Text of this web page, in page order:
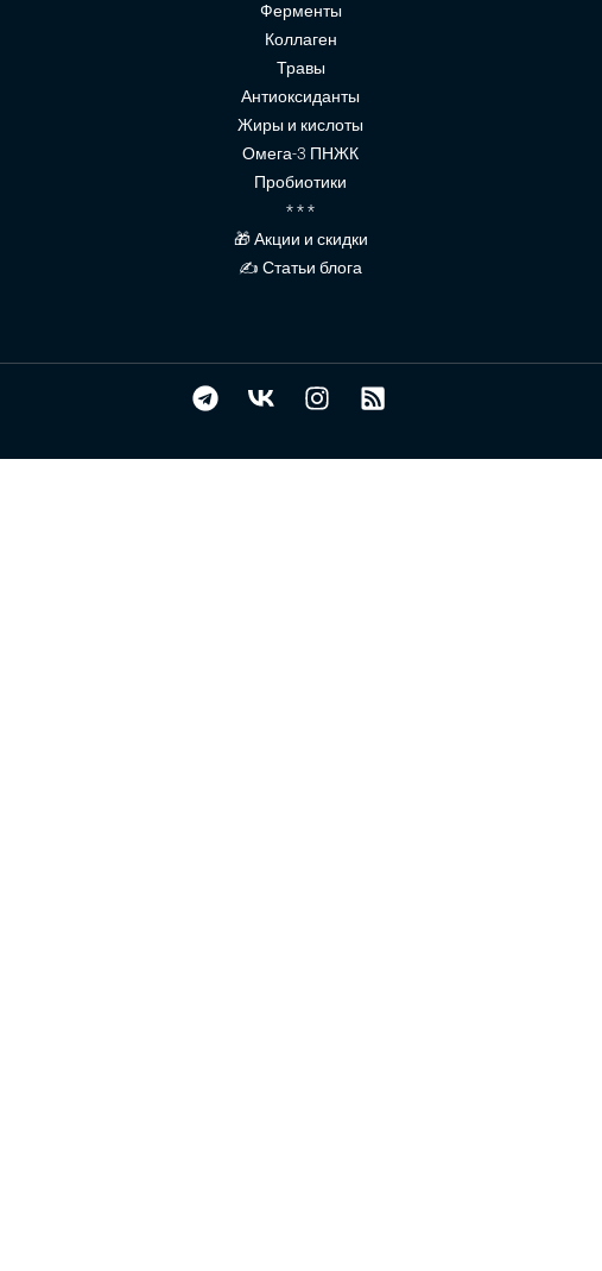
Ферменты
Коллаген
Травы
Антиоксиданты
Жиры и кислоты
Омега-3 ПНЖК
Пробиотики
* * *
🎁 Акции и скидки
✍ Статьи блога